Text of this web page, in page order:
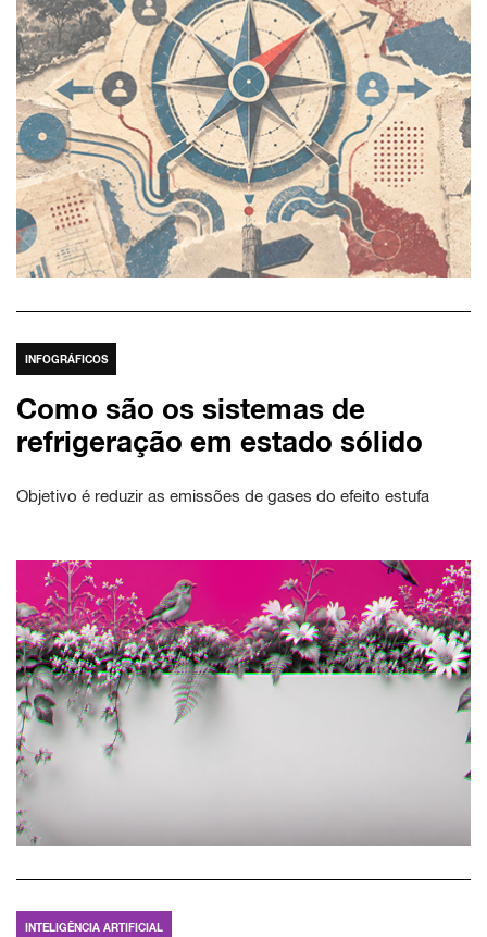
INFOGRÁFICOS
Como são os sistemas de
refrigeração em estado sólido
Objetivo é reduzir as emissões de gases do efeito estufa
INTELIGÊNCIA ARTIFICIAL